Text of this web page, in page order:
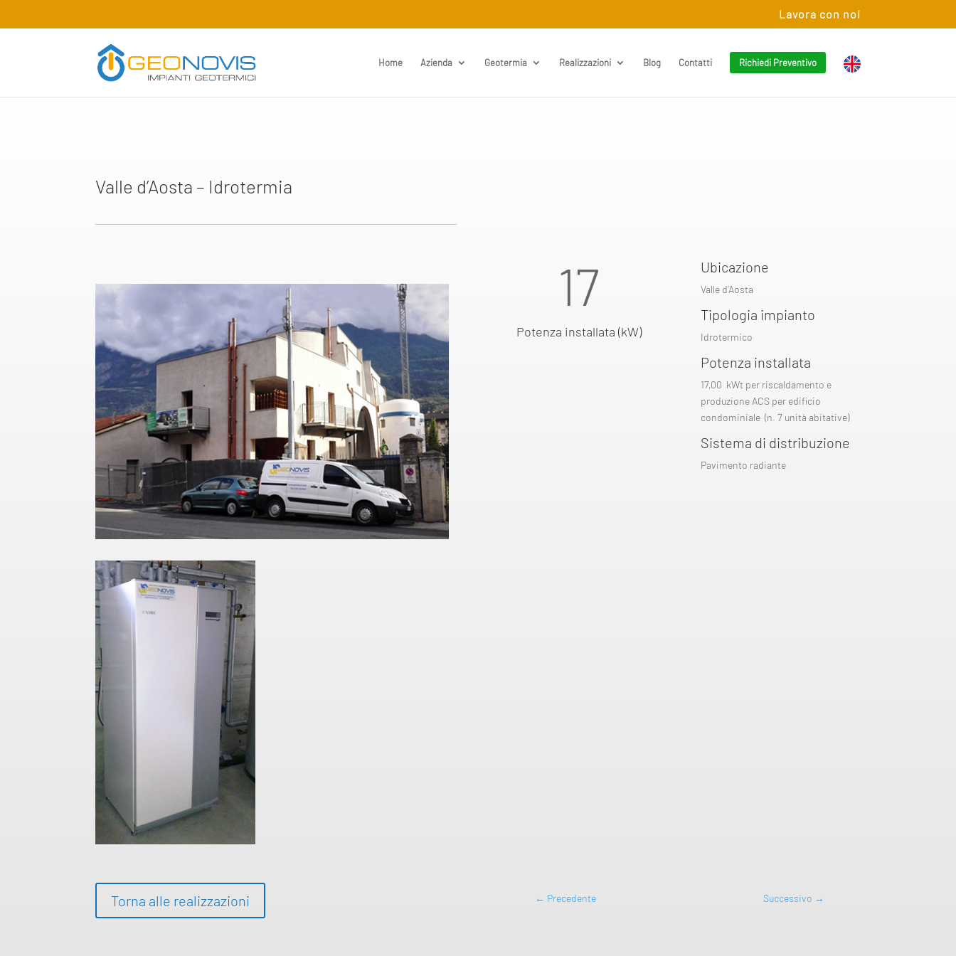
Lavora con noi
Home Azienda Geotermia Realizzazioni Blog Contatti Richiedi Preventivo
Valle d’Aosta – Idrotermia
17
Potenza installata (kW)
Ubicazione
Valle d’Aosta
Tipologia impianto
Idrotermico
Potenza installata
17,00 kWt per riscaldamento e
produzione ACS per edificio
condominiale (n. 7 unità abitative)
Sistema di distribuzione
Pavimento radiante
Torna alle realizzazioni ← Precedente Successivo →